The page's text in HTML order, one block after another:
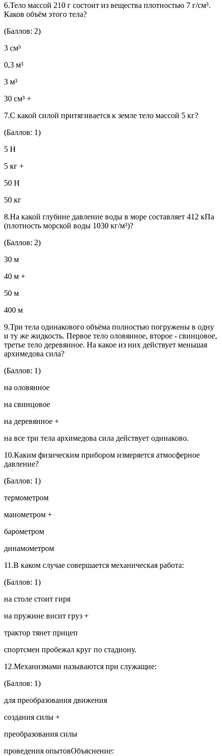
6.Тело массой 210 г состоит из вещества плотностью 7 г/см³.
Каков объём этого тела?
(Баллов: 2)
3 см³
0,3 м³
3 м³
30 см³ +
7.С какой силой притягивается к земле тело массой 5 кг?
(Баллов: 1)
5 Н
5 кг +
50 Н
50 кг
8.На какой глубине давление воды в море составляет 412 кПа
(плотность морской воды 1030 кг/м³)?
(Баллов: 2)
30 м
40 м +
50 м
400 м
9.Три тела одинакового объёма полностью погружены в одну
и ту же жидкость. Первое тело оловянное, второе - свинцовое,
третье тело деревянное. На какое из них действует меньшая
архимедова сила?
(Баллов: 1)
на оловянное
на свинцовое
на деревянное +
на все три тела архимедова сила действует одинаково.
10.Каким физическим прибором измеряется атмосферное
давление?
(Баллов: 1)
термометром
манометром +
барометром
динамометром
11.В каком случае совершается механическая работа:
(Баллов: 1)
на столе стоит гиря
на пружине висит груз +
трактор тянет прицеп
спортсмен пробежал круг по стадиону.
12.Механизмами называются при служащие:
(Баллов: 1)
для преобразования движения
создания силы +
преобразования силы
проведения опытовОбъяснение: